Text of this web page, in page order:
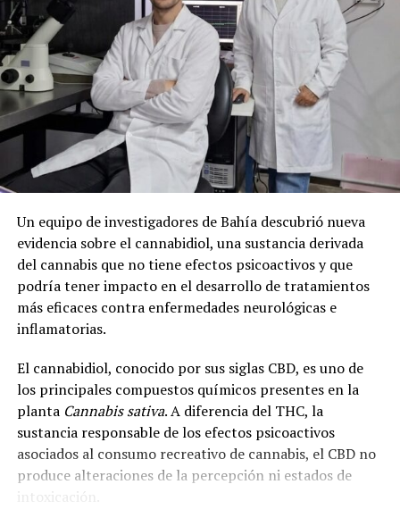
Un equipo de investigadores de Bahía descubrió nueva
evidencia sobre el cannabidiol, una sustancia derivada
del cannabis que no tiene efectos psicoactivos y que
podría tener impacto en el desarrollo de tratamientos
más eficaces contra enfermedades neurológicas e
inflamatorias.
El cannabidiol, conocido por sus siglas CBD, es uno de
los principales compuestos químicos presentes en la
planta Cannabis sativa. A diferencia del THC, la
sustancia responsable de los efectos psicoactivos
asociados al consumo recreativo de cannabis, el CBD no
produce alteraciones de la percepción ni estados de